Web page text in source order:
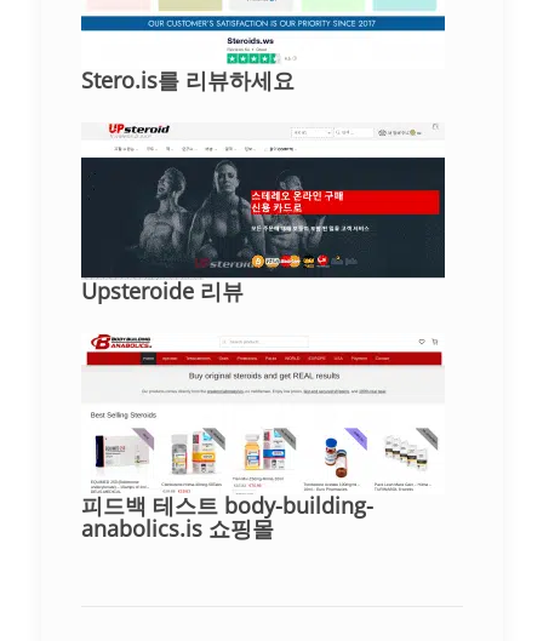
Stero.is를 리뷰하세요
Upsteroide 리뷰
피드백 테스트 body-building-
anabolics.is 쇼핑몰